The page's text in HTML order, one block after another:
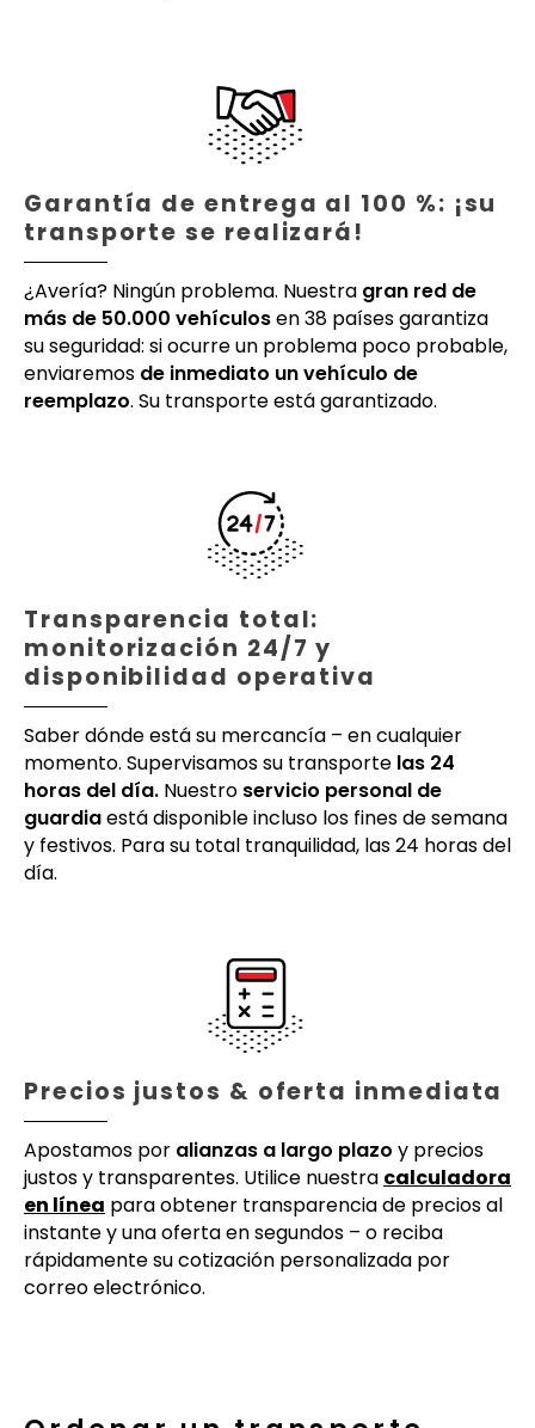
Garantía de entrega al 100 %: ¡su
transporte se realizará!
¿Avería? Ningún problema. Nuestra gran red de
más de 50.000 vehículosen 38 países garantiza
su seguridad: si ocurre un problema poco probable,
enviaremos de inmediato un vehículo de
reemplazo. Su transporte está garantizado.
Transparencia total:
monitorización 24/7 y
disponibilidad operativa
Saber dónde está su mercancía – en cualquier
momento. Supervisamos su transporte las 24
horas del día. Nuestro servicio personal de
guardiaestá disponible incluso los fines de semana
y festivos. Para su total tranquilidad, las 24 horas del
día.
Precios justos & oferta inmediata
Apostamos por alianzas a largo plazo y precios
justos y transparentes. Utilice nuestra calculadora
en línea para obtener transparencia de precios al
instante y una oferta en segundos – o reciba
rápidamente su cotización personalizada por
correo electrónico.